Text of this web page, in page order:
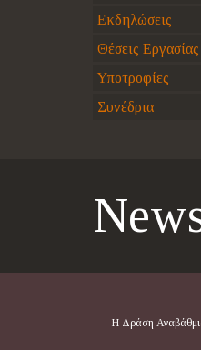
Εκδηλώσεις
Θέσεις Εργασίας
Υποτροφίες
Συνέδρια
Η Δράση